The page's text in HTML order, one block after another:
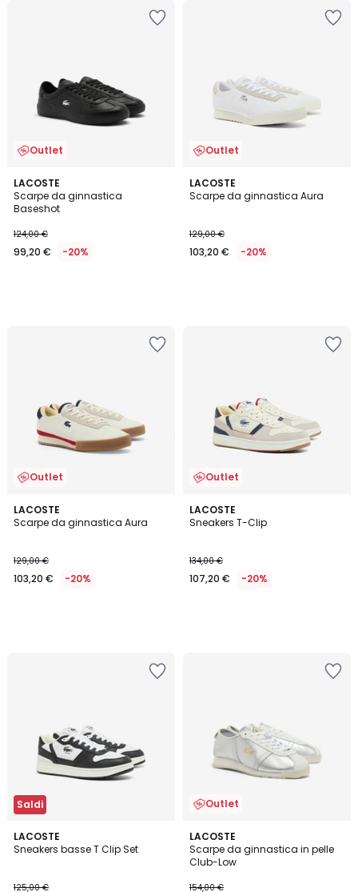
Outlet
LACOSTE
Scarpe da ginnastica
Baseshot
124,00 €
99,20 € -20%
Outlet
LACOSTE
Scarpe da ginnastica Aura
129,00 €
103,20 € -20%
Outlet
LACOSTE
Scarpe da ginnastica Aura
129,00 €
103,20 € -20%
Outlet
LACOSTE
Sneakers T-Clip
134,00 €
107,20 € -20%
Saldi
LACOSTE
Sneakers basse T Clip Set
125,00 €
Outlet
LACOSTE
Scarpe da ginnastica in pelle
Club-Low
154,00 €